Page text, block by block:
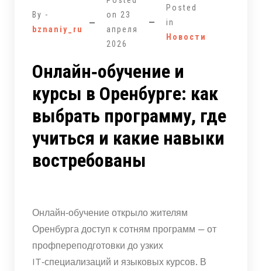
By -
bznaniy_ru
on 23
апреля
2026
Posted
in
Новости
Онлайн‑обучение и
курсы в Оренбурге: как
выбрать программу, где
учиться и какие навыки
востребованы
Онлайн‑обучение открыло жителям
Оренбурга доступ к сотням программ — от
профпереподготовки до узких
IT‑специализаций и языковых курсов. В